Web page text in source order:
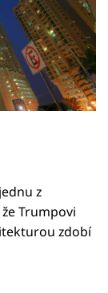
z
Trumpovi
zdobí